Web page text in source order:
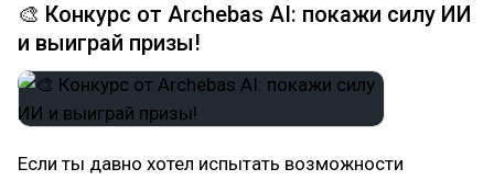
🎨 Конкурс от Archebas AI: покажи силу ИИ
и выиграй призы!
Если ты давно хотел испытать возможности